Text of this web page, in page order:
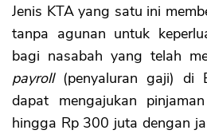
Jenis KTA yang satu ini
tanpa agunan untuk
bagi nasabah yang telah
payroll(penyaluran gaji) di
dapat mengajukan
hingga Rp 300 juta dengan